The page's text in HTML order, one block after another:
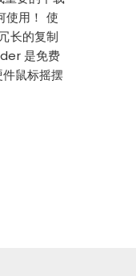
使用！ 使
长的复制
是免费
鼠标摇摆